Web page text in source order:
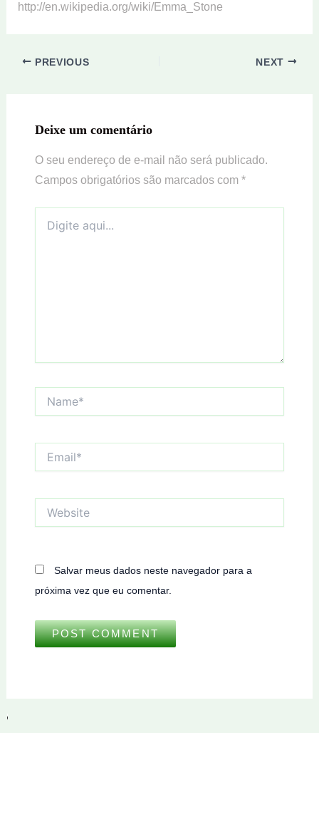
http://en.wikipedia.org/wiki/Emma_Stone
PREVIOUS NEXT
Deixe um comentário
O seu endereço de e-mail não será publicado.
Campos obrigatórios são marcados com *
aqui...
Salvar meus dados neste navegador para a
próxima vez que eu comentar.